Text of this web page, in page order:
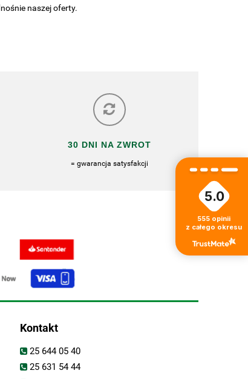
naszej oferty.
30 DNI NA ZWROT
= gwarancja satysfakcji
Kontakt
25 644 05 40
25 631 54 44
5.0
555 opinii
z całego okresu